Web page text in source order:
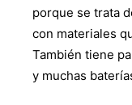
porque se trata
con materiales
También tiene
y muchas